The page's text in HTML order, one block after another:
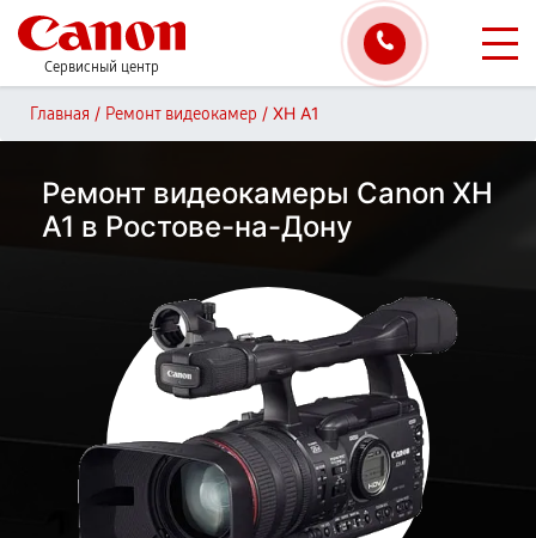
Сервисный центр
Главная / Ремонт видеокамер / XH A1
Ремонт видеокамеры Canon XH
A1 в Ростове-на-Дону